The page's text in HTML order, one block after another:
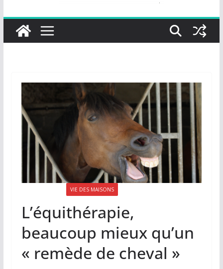
VIE DES MAISONS
L’équithérapie,
beaucoup mieux qu’un
« remède de cheval »